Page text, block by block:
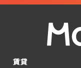
賃貸